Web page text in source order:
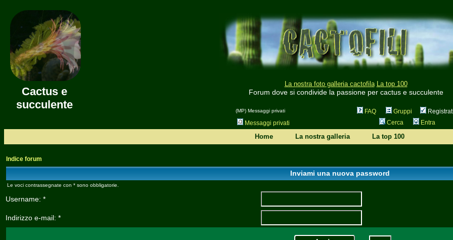
Cactus e
succulente
La nostra foto galleria cactofila La top 100
Forum dove si condivide la passione per cactus e succulente
(MP) Messaggi privati FAQ Gruppi
Messaggi privati
Cerca Entra
Home La nostra galleria La top 100
Indice forum
Inviami una nuova password
Le voci contrassegnate con * sono obbligatorie.
Username: *
Indirizzo e-mail: *